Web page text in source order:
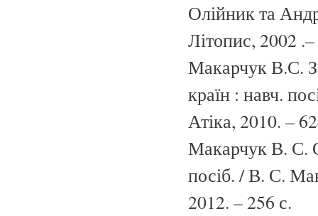
Олійник та
Літопис, 2002
Макарчук В.С.
країн : навч.
Атіка, 2010. –
Макарчук В. С.
посіб. / В. С.
2012. – 256 с.